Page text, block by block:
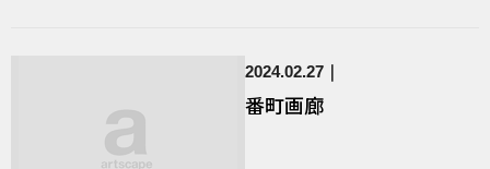
2024.02.27
番町画廊